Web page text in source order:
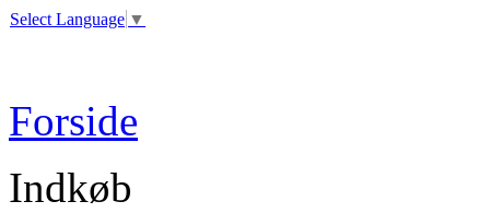
Select Language ▼
Forside
Indkøb